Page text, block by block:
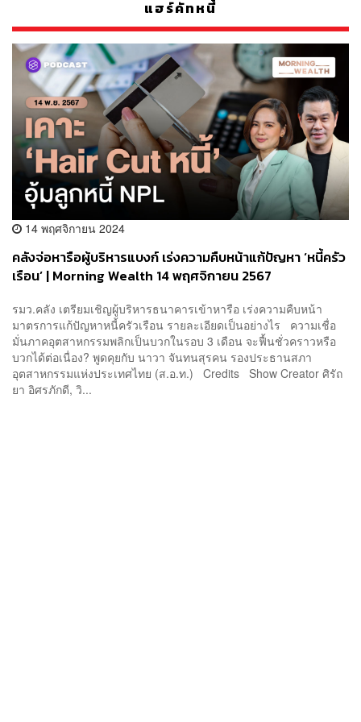
แฮร์คัทหนี้
14 พฤศจิกายน 2024
คลังจ่อหารือผู้บริหารแบงก์ เร่งความคืบหน้าแก้ปัญหา ‘หนี้ครัว
เรือน’ | Morning Wealth 14 พฤศจิกายน 2567
รมว.คลัง เตรียมเชิญผู้บริหารธนาคารเข้าหารือ เร่งความคืบหน้า
มาตรการแก้ปัญหาหนี้ครัวเรือน รายละเอียดเป็นอย่างไร ความเชื่อ
มั่นภาคอุตสาหกรรมพลิกเป็นบวกในรอบ 3 เดือน จะฟื้นชั่วคราวหรือ
บวกได้ต่อเนื่อง? พูดคุยกับ นาวา จันทนสุรคน รองประธานสภา
อุตสาหกรรมแห่งประเทศไทย (ส.อ.ท.) Credits Show Creator ศิรัถ
ยา อิศรภักดี, วิ...